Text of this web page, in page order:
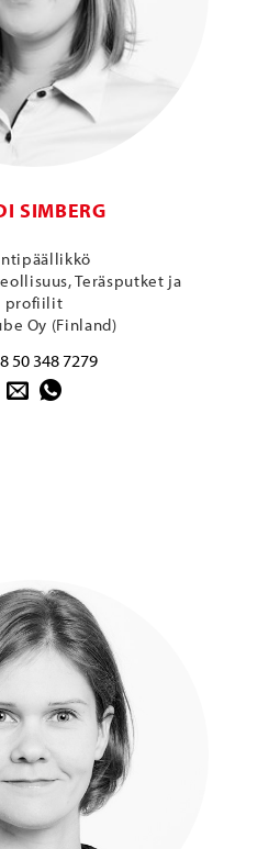
SIMBERG
Teräsputket ja
profiilit
Oy (Finland)
50 348 7279